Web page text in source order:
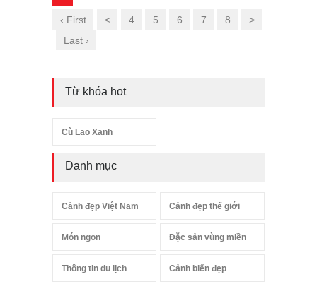
‹ First < 4 5 6 7 8
>
Last ›
Từ khóa hot
Cù Lao Xanh
Danh mục
Cảnh đẹp Việt Nam Cảnh đẹp thế giới
Món ngon Đặc sản vùng miền
Thông tin du lịch Cảnh biển đẹp